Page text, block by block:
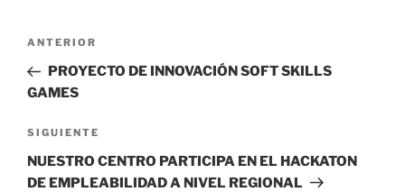
Navegación
entradas
Entrada
anterior:
ANTERIOR
PROYECTO DE INNOVACIÓN SOFT SKILLS
GAMES
Siguiente
entrada
SIGUIENTE
NUESTRO CENTRO PARTICIPA EN EL HACKATON
DE EMPLEABILIDAD A NIVEL REGIONAL